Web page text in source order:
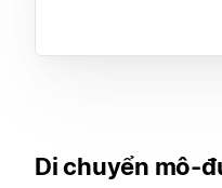
Di chuyển mô-